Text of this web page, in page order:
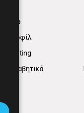
Here
Προφίλ
marketing
Αλφαβητικά